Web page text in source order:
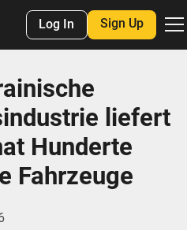
Log In Sign Up
liefert
Hunderte
Fahrzeuge